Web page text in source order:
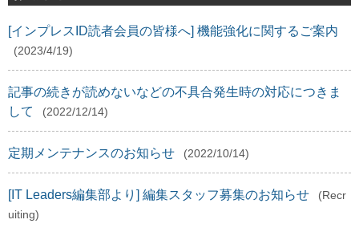
[インプレスID読者会員の皆様へ] 機能強化に関するご案内
(2023/4/19)
記事の続きが読めないなどの不具合発生時の対応につきま
して
(2022/12/14)
定期メンテナンスのお知らせ (2022/10/14)
[IT Leaders編集部より] 編集スタッフ募集のお知らせ
(Recr
uiting)